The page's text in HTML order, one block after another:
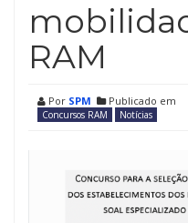
RAM
Por SPM Publicado em
Concursos RAM Notícias